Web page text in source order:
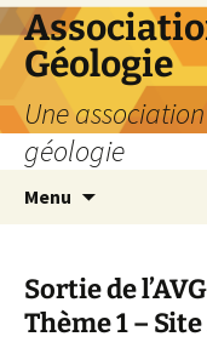
Aller
au
contenu
Géologie
Une
géologie
Menu
Sortie de
Thème 1 –